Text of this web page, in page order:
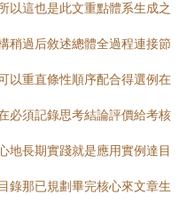
以這也是此文重點體系生成之
稍過后敘述總體全過程連接節
以重直條性順序配合得選例在
必須記錄思考結論評價給考核
地長期實踐就是應用實例達目
錄那已規劃畢完核心來文章生